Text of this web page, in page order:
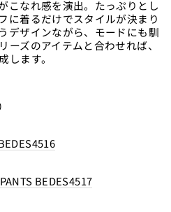
こなれ感を演出。たっぷりとし
に着るだけでスタイルが決まり
デザインながら、モードにも馴
ズのアイテムと合わせれば、
します。
BEDES4517